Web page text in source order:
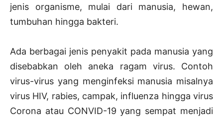
jenis organisme, mulai dari manusia, hewan,
tumbuhan hingga bakteri.
Ada berbagai jenis penyakit pada manusia yang
disebabkan oleh aneka ragam virus. Contoh
virus-virus yang menginfeksi manusia misalnya
virus HIV, rabies, campak, influenza hingga virus
Corona atau CONVID-19 yang sempat menjadi